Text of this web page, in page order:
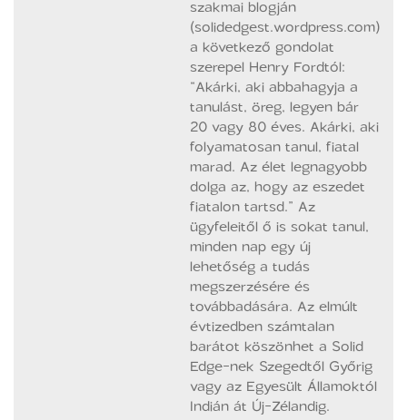
szakmai blogján
(solidedgest.wordpress.com)
a következő gondolat
szerepel Henry Fordtól:
“Akárki, aki abbahagyja a
tanulást, öreg, legyen bár
20 vagy 80 éves. Akárki, aki
folyamatosan tanul, fiatal
marad. Az élet legnagyobb
dolga az, hogy az eszedet
fiatalon tartsd.” Az
ügyfeleitől ő is sokat tanul,
minden nap egy új
lehetőség a tudás
megszerzésére és
továbbadására. Az elmúlt
évtizedben számtalan
barátot köszönhet a Solid
Edge-nek Szegedtől Győrig
vagy az Egyesült Államoktól
Indián át Új-Zélandig.